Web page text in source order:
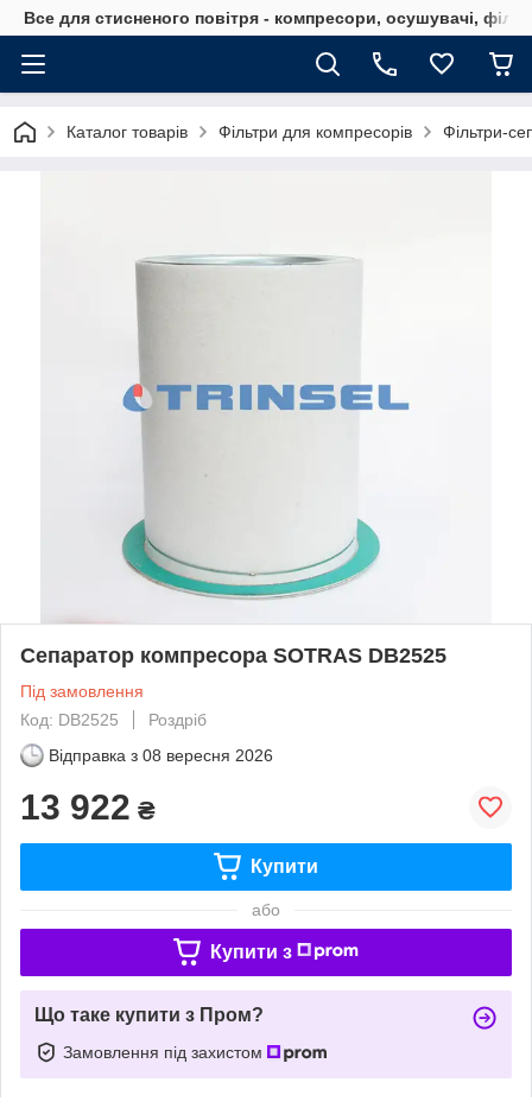
Все для стисненого повітря - компресори, осушувачі,
Каталог товарів Фільтри для компресорів Фільтри-
Сепаратор компресора SOTRAS DB2525
Під замовлення
Код: DB2525
Роздріб
Відправка з 08 вересня 2026
13 922 ₴
Купити
або
Купити з
Що таке купити з Пром?
Замовлення під захистом